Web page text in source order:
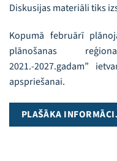
Diskusijas materiāli tiks
Kopumā februārī
plānošanas
2021.-2027.gadam”
apspriešanai.
PLAŠĀKA